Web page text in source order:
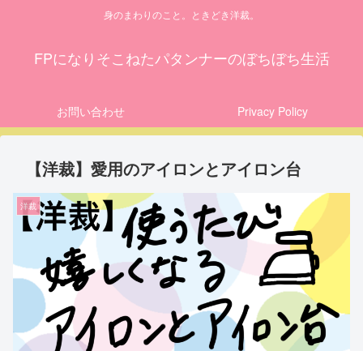
身のまわりのこと。ときどき洋裁。
FPになりそこねたパタンナーのぼちぼち生活
お問い合わせ Privacy Policy
【洋裁】愛用のアイロンとアイロン台
洋裁